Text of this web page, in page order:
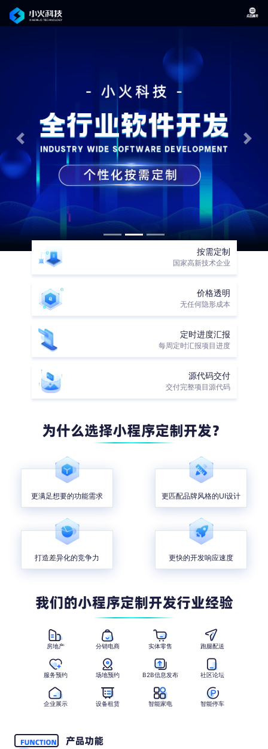
Previous Next
按需定制
国家高新技术企业
价格透明
无任何隐形成本
定时进度汇报
每周定时汇报项目进度
源代码交付
交付完整项目源代码
更满足想要的功能需求 更匹配品牌风格的UI设计
打造差异化的竞争力 更快的开发响应速度
房地产 分销电商 实体零售 跑腿配送
服务预约 场地预约 B2B信息发布 社区论坛
企业展示 设备租赁 智能家电 智能停车